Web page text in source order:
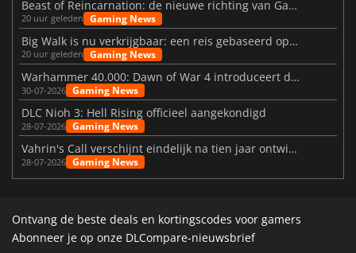
Beast of Reincarnation: de nieuwe richting van Game Freak
20 uur geleden Gaming News
Big Walk is nu verkrijgbaar: een reis gebaseerd op vriendschap
20 uur geleden Gaming News
Warhammer 40.000: Dawn of War 4 introduceert de Necron-factie
30-07-2026 Gaming News
DLC Nioh 3: Hell Rising officieel aangekondigd
28-07-2026 Gaming News
Vahrin's Call verschijnt eindelijk na tien jaar ontwikkeling
28-07-2026 Gaming News
Ontvang de beste deals en kortingscodes voor gamers
Abonneer je op onze DLCompare-nieuwsbrief